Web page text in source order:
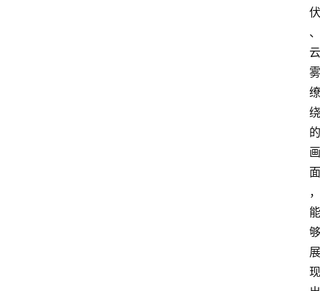
伏
、
云
雾
缭
绕
的
画
面
，
能
够
展
现